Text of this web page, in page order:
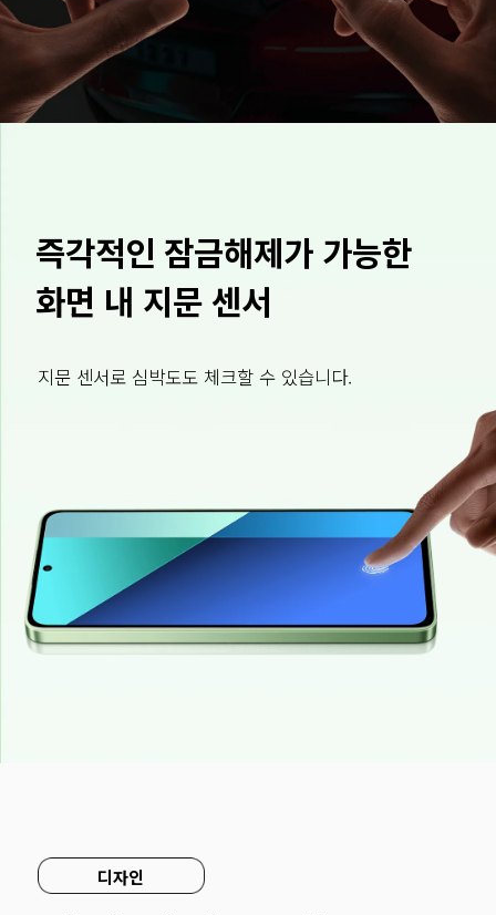
즉각적인 잠금해제가 가능한
화면 내 지문 센서
지문 센서로 심박도도 체크할 수 있습니다.
디자인